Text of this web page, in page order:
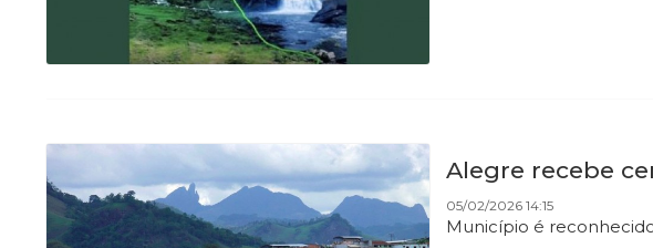
Alegre recebe
05/02/2026 14:15
Município é